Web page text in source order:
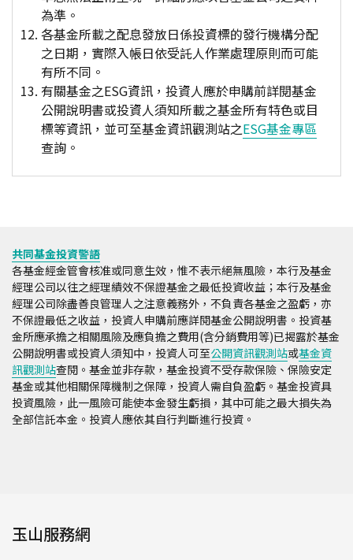
為準。
各基金所載之配息發放日係投資標的發行機構分配
之日期，實際入帳日依受託人作業處理原則而可能
有所不同。
有關基金之ESG資訊，投資人應於申購前詳閱基金
公開說明書或投資人須知所載之基金所有特色或目
標等資訊，並可至基金資訊觀測站之ESG基金專區
查詢。
共同基金投資警語
各基金經金管會核准或同意生效，惟不表示絕無風險，本行及基金
經理公司以往之經理績效不保證基金之最低投資收益；本行及基金
經理公司除盡善良管理人之注意義務外，不負責各基金之盈虧，亦
不保證最低之收益，投資人申購前應詳閱基金公開說明書。投資基
金所應承擔之相關風險及應負擔之費用(含分銷費用等)已揭露於基金
公開說明書或投資人須知中，投資人可至公開資訊觀測站或基金資
訊觀測站查閱。基金並非存款，基金投資不受存款保險、保險安定
基金或其他相關保障機制之保障，投資人需自負盈虧。基金投資具
投資風險，此一風險可能使本金發生虧損，其中可能之最大損失為
全部信託本金。投資人應依其自行判斷進行投資。
玉山服務網